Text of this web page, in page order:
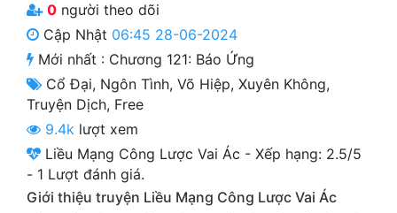
Cạnh Kỹ
Cổ Tiên Hiệp
Cổ Đại
Du Hí
Dị Giới
0 người theo dõi
Cập Nhật 06:45 28-06-2024
Mới nhất : Chương 121: Báo Ứng
Cổ Đại, Ngôn Tình, Võ Hiệp, Xuyên Không,
Truyện Dịch, Free
9.4k lượt xem
Liều Mạng Công Lược Vai Ác - Xếp hạng: 2.5/5
- 1 Lượt đánh giá.
Giới thiệu truyện Liều Mạng Công Lược Vai Ác